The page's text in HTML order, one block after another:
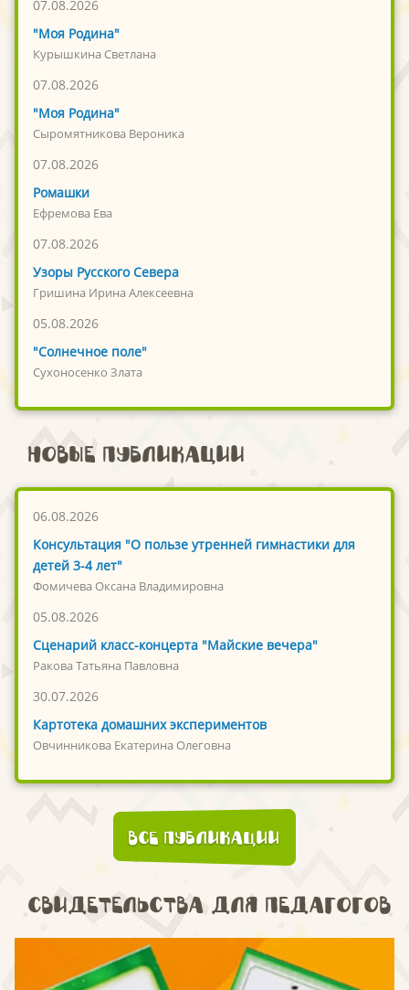
07.08.2026
"Моя Родина"
Курышкина Светлана
07.08.2026
"Моя Родина"
Сыромятникова Вероника
07.08.2026
Ромашки
Ефремова Ева
07.08.2026
Узоры Русского Севера
Гришина Ирина Алексеевна
05.08.2026
"Солнечное поле"
Сухоносенко Злата
Новые публикации
06.08.2026
Консультация "О пользе утренней гимнастики для
детей 3-4 лет"
Фомичева Оксана Владимировна
05.08.2026
Сценарий класс-концерта "Майские вечера"
Ракова Татьяна Павловна
30.07.2026
Картотека домашних экспериментов
Овчинникова Екатерина Олеговна
Все публикации
Свидетельства для педагогов